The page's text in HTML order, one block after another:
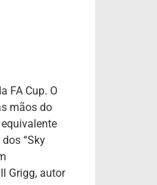
FA Cup. O
mãos do
“Sky
Grigg, autor